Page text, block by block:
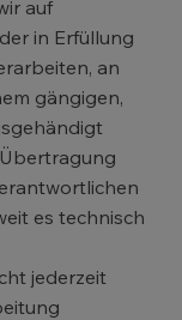
auf
in Erfüllung
an
gängigen,
es technisch
jederzeit